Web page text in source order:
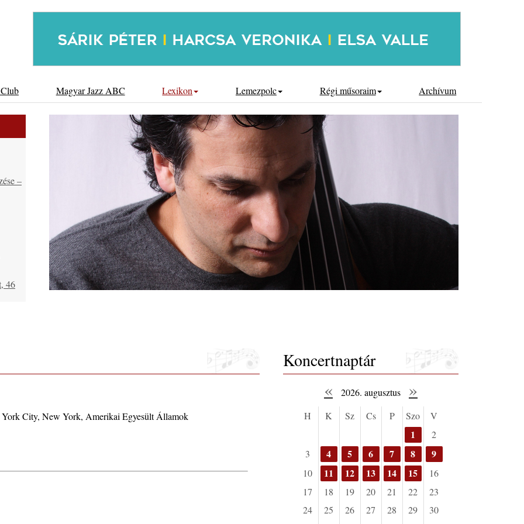
Magyar Jazz ABC Lexikon Lemezpolc Régi műsoraim Archívum
–
46
–
City, New York, Amerikai Egyesült Államok
Koncertnaptár
« 2026. augusztus »
H K Sz Cs P Szo V
1
2
3
4 5 6 7 8 9
10 11 12 13 14 15
16
17
18 19 20 21 22
23
24
25 26 27 28 29
30